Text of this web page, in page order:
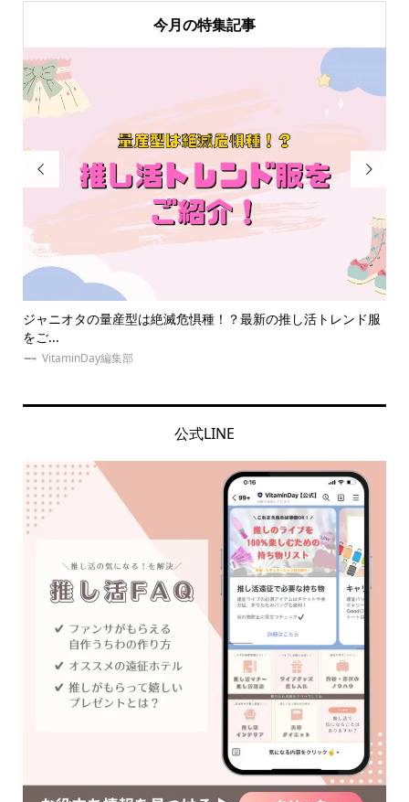
今月の特集記事

ジャニオタの量産型は絶滅危惧種！？最新の推し活トレンド服
をご...
VitaminDay編集部

公式LINE